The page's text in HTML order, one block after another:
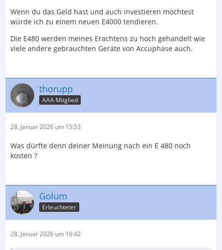
Wenn du das Geld hast und auch investieren möchtest
würde ich zu einem neuen E4000 tendieren.
Die E480 werden meines Erachtens zu hoch gehandelt wie
viele andere gebrauchten Geräte von Accuphase auch.
thorupp
AAA Mitglied
28. Januar 2026 um 15:53
Was dürfte denn deiner Meinung nach ein E 480 noch
kosten ?
Golum
Erleuchteter
28. Januar 2026 um 16:42